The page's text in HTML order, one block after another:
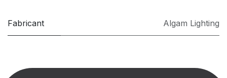
Fabricant Algam Lighting